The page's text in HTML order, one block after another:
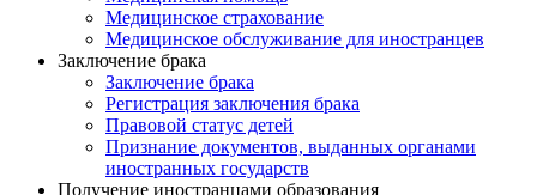
Медицинское страхование
Медицинское обслуживание для иностранцев
Заключение брака
Заключение брака
Регистрация заключения брака
Правовой статус детей
Признание документов, выданных органами
иностранных государств
Получение иностранцами образования